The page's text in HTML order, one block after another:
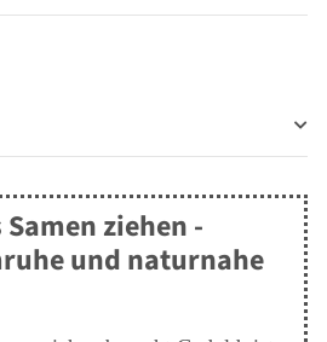
ziehen -
und naturnahe